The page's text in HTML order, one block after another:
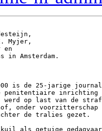
Myjer,
en
in Amsterdam.
is de 25-jarige
penitentiaire inrichting
werd op last van de
onder voorzitterschap
de tralies gezet.
als getuige